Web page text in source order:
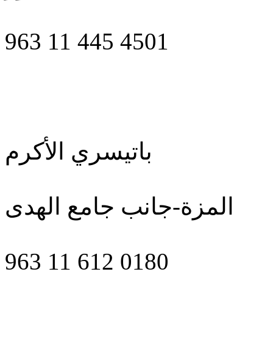
963 11 445 4501
باتيسري الأكرم
المزة-جانب جامع الهدى
963 11 612 0180